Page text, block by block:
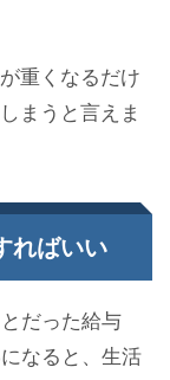
重くなるだけ
まうと言えま
ればいい
だった給与
なると、生活